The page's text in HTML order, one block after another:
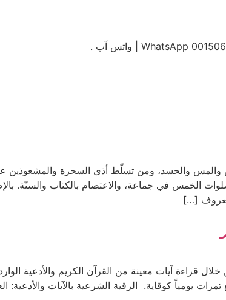
والمس والحسد، ومن تسلّط أذى السحرة والمشعوذين
الخمس في جماعة، والاعتصام بالكتاب والسنّة.
[…]
قراءة آيات معينة من القرآن الكريم والأدعية
يومياً كوقاية. الرقية الشرعية بالآيات والأدعية: